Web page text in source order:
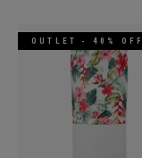
OUTLET - 40% OFF